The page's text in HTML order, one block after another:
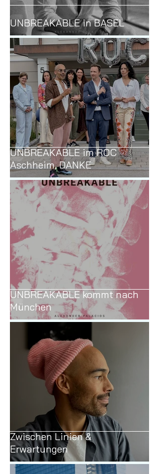
UNBREAKABLE in BASEL
UNBREAKABLE im ROC
Aschheim, DANKE
UNBREAKABLE kommt nach
München
Zwischen Linien &
Erwartungen